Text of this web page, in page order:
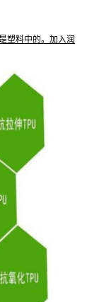
塑料中的。加入润